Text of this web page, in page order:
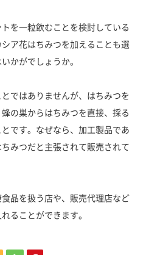
を一粒飲むことを検討している
ア花はちみつを加えることも選
かがでしょうか。
ではありませんが、はちみつを
の巣からはちみつを直接、採る
です。なぜなら、加工製品であ
みつだと主張されて販売されて
品を扱う店や、販売代理店など
ることができます。